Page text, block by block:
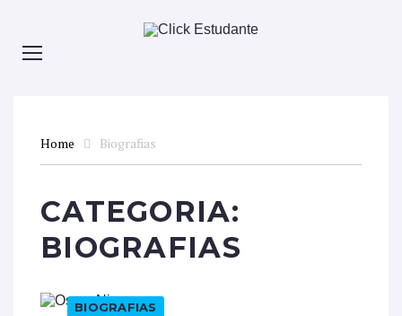
Home Biografias
CATEGORIA:
BIOGRAFIAS
BIOGRAFIAS